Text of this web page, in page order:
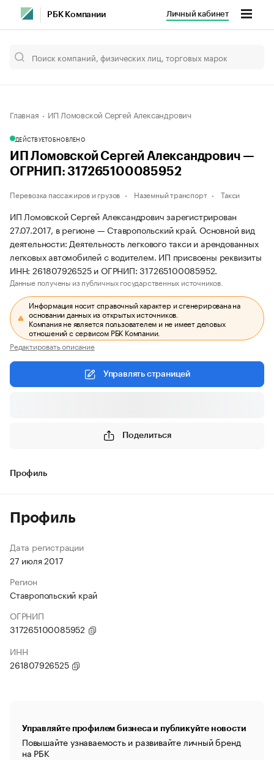
РБК Компании Личный кабинет
Главная ИП Ломовской Сергей Александрович
ДЕЙСТВУЕТОБНОВЛЕНО
ИП Ломовской Сергей Александрович —
ОГРНИП: 317265100085952
Перевозка пассажиров и грузов Наземный транспорт Такси
ИП Ломовской Сергей Александрович зарегистрирован
27.07.2017, в регионе — Ставропольский край. Основной вид
деятельности: Деятельность легкового такси и арендованных
легковых автомобилей с водителем. ИП присвоены реквизиты
ИНН: 261807926525 и ОГРНИП: 317265100085952.
Данные получены из публичных государственных источников.
Информация носит справочный характер и сгенерирована на
основании данных из открытых источников.
Компания не является пользователем и не имеет деловых
отношений с сервисом РБК Компании.
Редактировать описание
Управлять страницей
Поделиться
Профиль
Профиль
Дата регистрации
27 июля 2017
Регион
Ставропольский край
ОГРНИП
317265100085952
ИНН
261807926525
Управляйте профилем бизнеса и публикуйте новости
Повышайте узнаваемость и развивайте личный бренд
на РБК